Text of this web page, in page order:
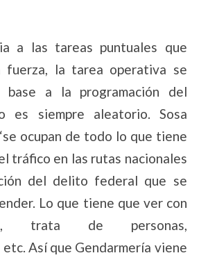
a las tareas puntuales que
fuerza, la tarea operativa se
base a la programación del
es siempre aleatorio. Sosa
ocupan de todo lo que tiene
tráfico en las rutas nacionales
del delito federal que se
Lo que tiene que ver con
trata de personas,
Así que Gendarmería viene